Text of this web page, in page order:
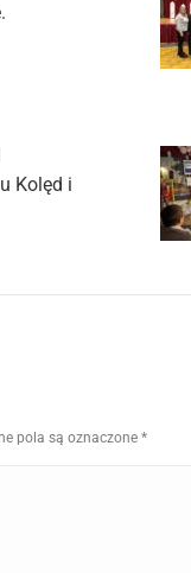
Kolęd i
pola są oznaczone *